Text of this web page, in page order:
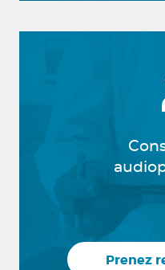
Prenez